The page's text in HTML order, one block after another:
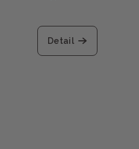
Detail